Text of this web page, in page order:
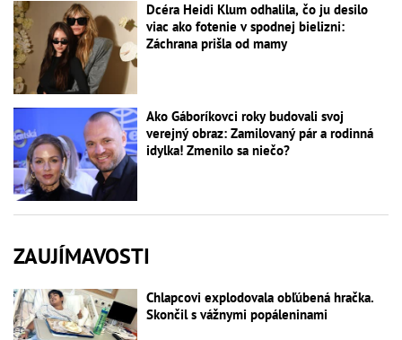
Dcéra Heidi Klum odhalila, čo ju desilo
viac ako fotenie v spodnej bielizni:
Záchrana prišla od mamy
Ako Gáboríkovci roky budovali svoj
verejný obraz: Zamilovaný pár a rodinná
idylka! Zmenilo sa niečo?
ZAUJÍMAVOSTI
Chlapcovi explodovala obľúbená hračka.
Skončil s vážnymi popáleninami